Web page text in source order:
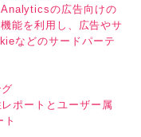
Analyticsの広告向けの
能を利用し、広告やサ
などのサードパーテ
ポートとユーザー属